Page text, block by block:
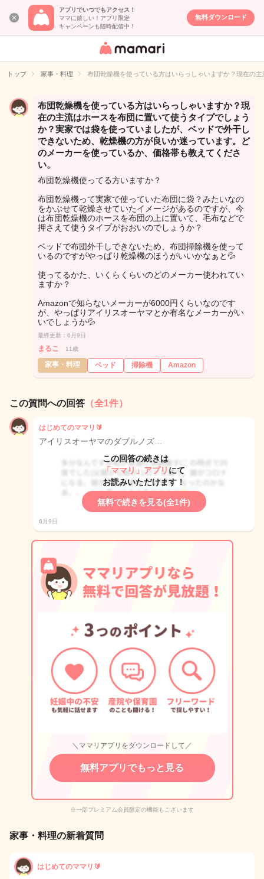
アプリでいつでもアクセス！
ママに嬉しい！アプリ限定
キャンペーンも随時配信中！
無料ダウンロード
女性専用匿名QA
イト
トップ 家事・料理 布団乾燥機を使っている方はいらっしゃいますか？現在の
布団乾燥機を使っている方はいらっしゃいますか？現
在の主流はホースを布団に置いて使うタイプでしょう
か？実家では袋を使っていましたが、ベッドで外干し
できないため、乾燥機の方が良いか迷っています。ど
のメーカーを使っているか、価格帯も教えてくださ
い。
布団乾燥機使ってる方いますか？
布団乾燥機って実家で使っていた布団に袋？みたいなの
をかぶせて乾燥させていたイメージがあるのですが、今
は布団乾燥機のホースを布団の上に置いて、毛布などで
押さえて使うタイプがおおいのでしょうか？
ベッドで布団外干しできないため、布団掃除機を使って
いるのですがやっぱり乾燥機のほうがいいかなぁと💦
使ってるかた、いくらくらいのどのメーカー使われてい
ますか？
Amazonで知らないメーカーが6000円くらいなのです
が、やっぱりアイリスオーヤマとか有名なメーカーがい
いでしょうか💦
最終更新：6月9日
まるこ 11歳
家事・料理 ベッド 掃除機 Amazon
この質問への回答 （全1件）
はじめてのママリ🔰
アイリスオーヤマのダブルノズ…
この回答の続きは
「ママリ」アプリ にて
お読みいただけます！
無料で続きを見る(全1件)
6月9日
＼ママリアプリをダウンロードして／
無料アプリでもっと見る
※一部プレミアム会員限定の機能もございます
家事・料理の新着質問
はじめてのママリ🔰